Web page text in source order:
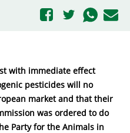
with immediate effect
pesticides will no
market and that their
was ordered to do
Party for the Animals in